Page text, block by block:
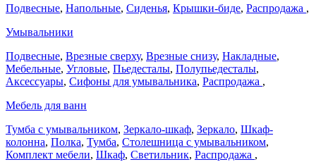
Подвесные, Напольные, Сиденья, Крышки-биде, Распродажа ,
Умывальники
Подвесные, Врезные сверху, Врезные снизу, Накладные,
Мебельные, Угловые, Пьедесталы, Полупьедесталы,
Аксессуары, Сифоны для умывальника, Распродажа ,
Мебель для ванн
Тумба с умывальником, Зеркало-шкаф, Зеркало, Шкаф-
колонна, Полка, Тумба, Столешница с умывальником,
Комплект мебели, Шкаф, Светильник, Распродажа ,